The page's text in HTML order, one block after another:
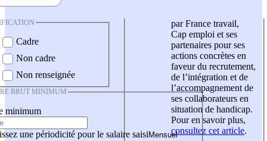
Cadre
Non cadre
Non renseignée
BRUT MINIMUM
minimum
une périodicité pour le salaire saisi
par France travail,
Cap emploi et ses
partenaires pour ses
actions concrètes en
faveur du recrutement,
de l’intégration et de
l’accompagnement de
ses collaborateurs en
situation de handicap.
Pour en savoir plus,
consultez cet article.